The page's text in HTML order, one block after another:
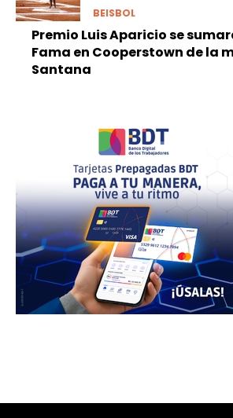
BEISBOL
Premio Luis Aparicio se
Fama en Cooperstown de la
Santana